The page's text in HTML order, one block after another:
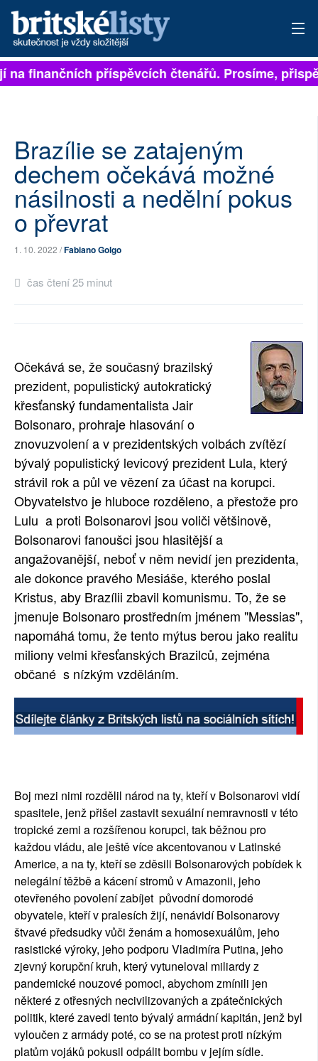
PŘIHLÁSIT
ARCHIV
ROZHOVORY
TÉMATA
NEJČTENĚJŠÍ ZA 7 DNÍ
RUBRIKY
PLNÁ VERZE STRÁNEK
finančních příspěvcích čtenářů. Prosíme,
Brazílie se zatajeným
dechem očekává možné
násilnosti a nedělní pokus
o převrat
1. 10. 2022 /Fabiano Golgo
čas čtení 25 minut
Očekává se, že současný brazilský
prezident, populistický autokratický
křesťanský fundamentalista Jair
Bolsonaro, prohraje hlasování o
znovuzvolení a v prezidentských volbách zvítězí
bývalý populistický levicový prezident Lula, který
strávil rok a půl ve vězení za účast na korupci.
Obyvatelstvo je hluboce rozděleno, a přestože pro
Lulu a proti Bolsonarovi jsou voliči většinově,
Bolsonarovi fanoušci jsou hlasitější a
angažovanější, neboť v něm nevidí jen prezidenta,
ale dokonce pravého Mesiáše, kterého poslal
Kristus, aby Brazílii zbavil komunismu. To, že se
jmenuje Bolsonaro prostředním jménem "Messias",
napomáhá tomu, že tento mýtus berou jako realitu
miliony velmi křesťanských Brazilců, zejména
občané s nízkým vzděláním.
Boj mezi nimi rozdělil národ na ty, kteří v Bolsonarovi vidí
spasitele, jenž přišel zastavit sexuální nemravnosti v této
tropické zemi a rozšířenou korupci, tak běžnou pro
každou vládu, ale ještě více akcentovanou v Latinské
Americe, a na ty, kteří se zděsili Bolsonarových pobídek k
nelegální těžbě a kácení stromů v Amazonii, jeho
otevřeného povolení zabíjet původní domorodé
obyvatele, kteří v pralesích žijí, nenávidí Bolsonarovy
štvavé předsudky vůči ženám a homosexuálům, jeho
rasistické výroky, jeho podporu Vladimíra Putina, jeho
zjevný korupční kruh, který vytuneloval miliardy z
pandemické nouzové pomoci, abychom zmínili jen
některé z otřesných necivilizovaných a zpátečnických
politik, které zavedl tento bývalý armádní kapitán, jenž byl
vyloučen z armády poté, co se na protest proti nízkým
platům vojáků pokusil odpálit bombu v jejím sídle.